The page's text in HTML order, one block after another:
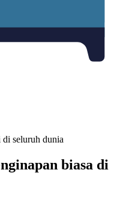
seluruh dunia
biasa di